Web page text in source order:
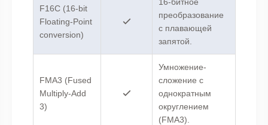
F16C (16-bit
Floating-Point
conversion)
преобразование
с плавающей
запятой.
FMA3 (Fused
Multiply-Add
3)
Умножение-
сложение с
однократным
округлением
(FMA3).